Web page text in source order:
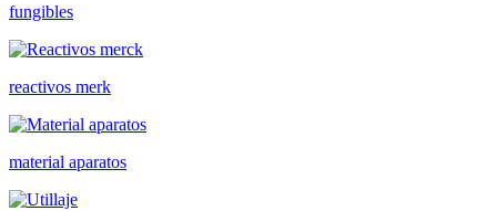
fungibles
reactivos merk
material aparatos